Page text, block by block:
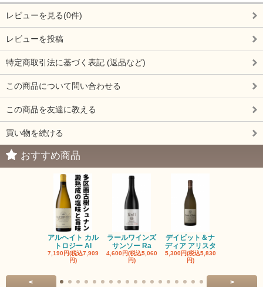
レビューを見る(0件)
レビューを投稿
特定商取引法に基づく表記 (返品など)
この商品について問い合わせる
この商品を友達に教える
買い物を続ける
おすすめ商品
アルヘイト カル
トロジー Al
7,190円(税込7,909
円)
ラールワインズ
サンソー Ra
4,600円(税込5,060
円)
デイビット＆ナ
ディア アリスタ
5,300円(税込5,830
円)
< >